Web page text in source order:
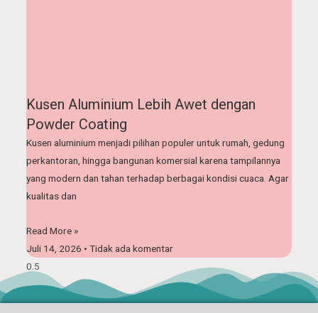
Kusen Aluminium Lebih Awet dengan
Powder Coating
Kusen aluminium menjadi pilihan populer untuk rumah, gedung
perkantoran, hingga bangunan komersial karena tampilannya
yang modern dan tahan terhadap berbagai kondisi cuaca. Agar
kualitas dan
Read More »
Juli 14, 2026
Tidak ada komentar